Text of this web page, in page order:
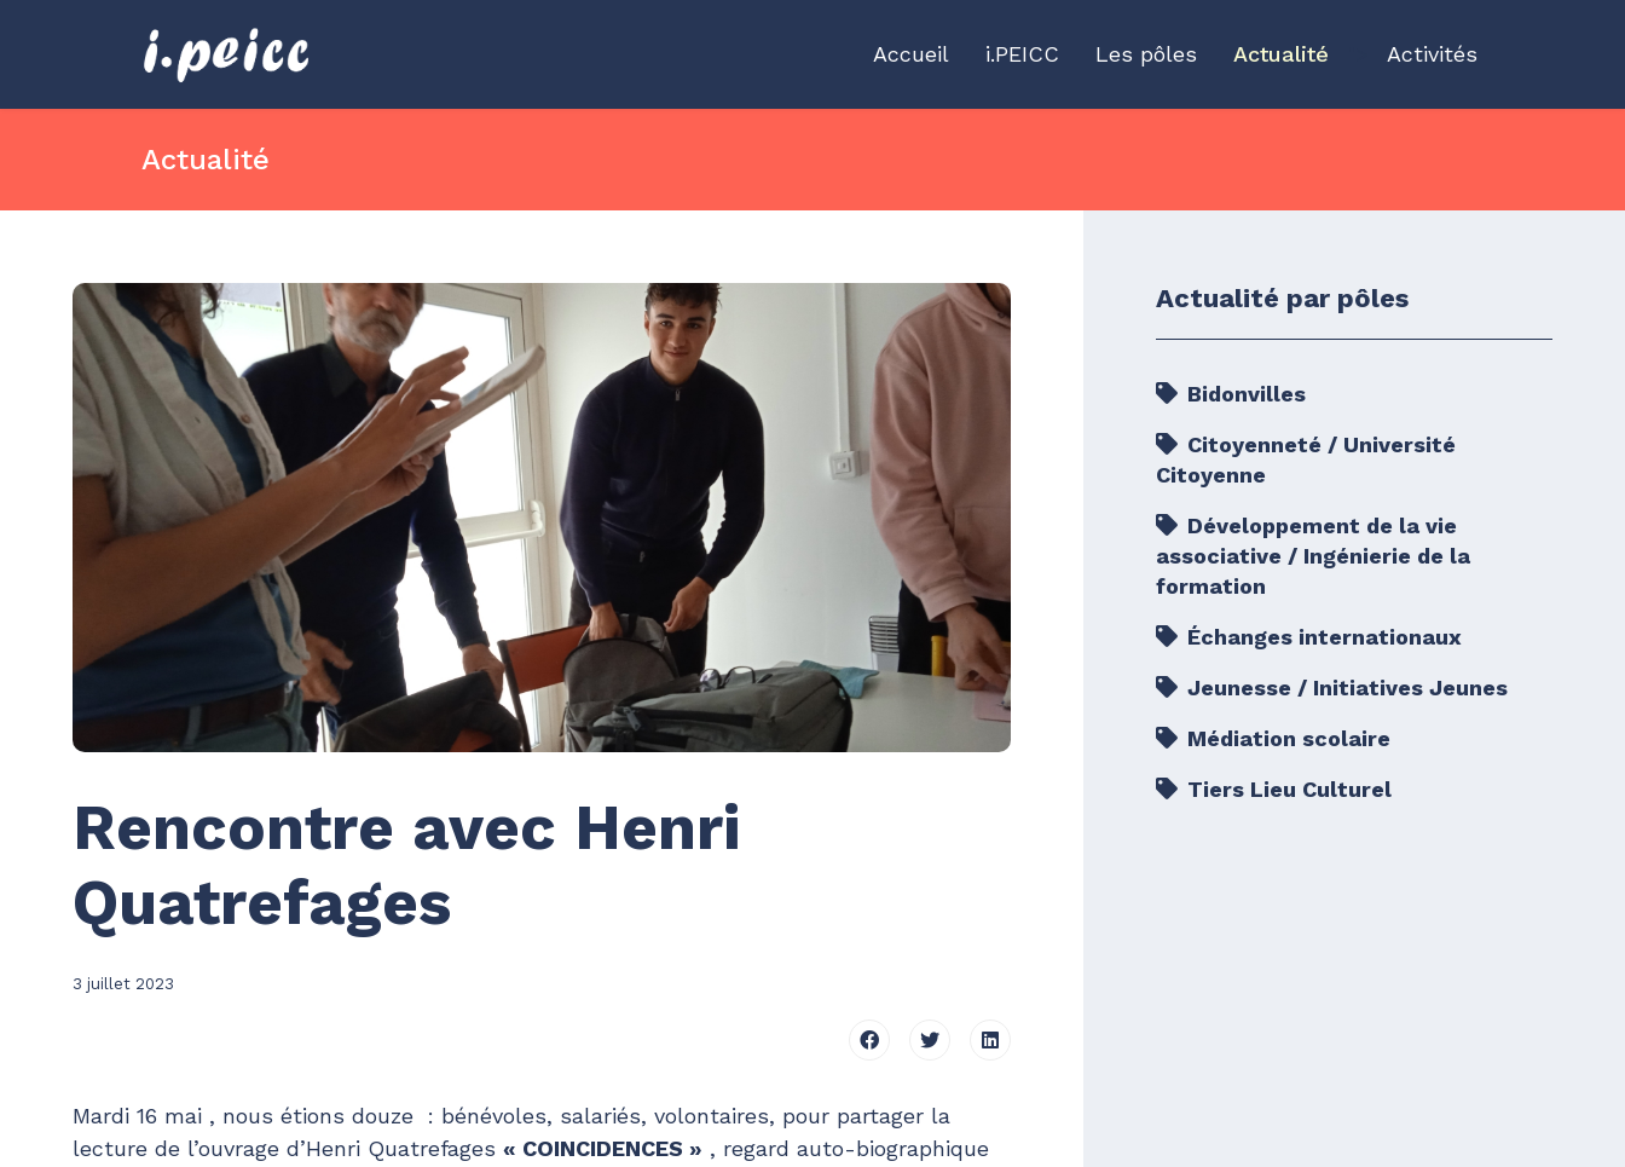
Accueil i.PEICC Les pôles Actualité Activités
Actualité
Rencontre avec Henri
Quatrefages
3 juillet 2023
Mardi 16 mai , nous étions douze : bénévoles, salariés, volontaires, pour partager la
lecture de l’ouvrage d’Henri Quatrefages « COINCIDENCES » , regard auto-biographique
Actualité par pôles
Bidonvilles
Citoyenneté / Université
Citoyenne
Développement de la vie
associative / Ingénierie de la
formation
Échanges internationaux
Jeunesse / Initiatives Jeunes
Médiation scolaire
Tiers Lieu Culturel